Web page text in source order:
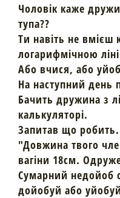
Чоловік каже
тупа??
Ти навіть не вмієш
логарифмічною
Або вчися, або
На наступний день
Бачить дружина з
калькуляторі.
Запитав що робить.
"Довжина твого
вагіни 18см.
Сумарний недойоб
дойобуй або